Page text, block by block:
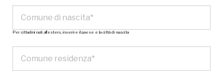
Per cittadini nati all’estero, inserire il paese e la città di nascita